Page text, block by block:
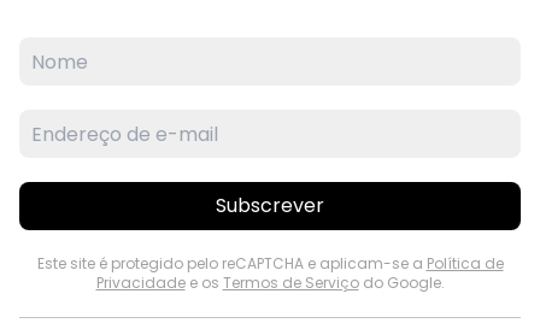
Subscrever
Este site é protegido pelo reCAPTCHA e aplicam-se a Política de
Privacidadee os Termos de Serviçodo Google.